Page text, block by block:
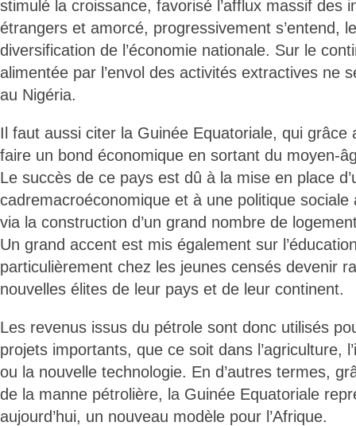
stimulé la croissance, favorisé l’afflux massif des
étrangers et amorcé, progressivement s’entend,
diversification de l’économie nationale. Sur le
alimentée par l’envol des activités extractives ne
au Nigéria.
Il faut aussi citer la Guinée Equatoriale, qui grâce
faire un bond économique en sortant du moyen-
Le succès de ce pays est dû à la mise en place
cadremacroéconomique et à une politique
via la construction d’un grand nombre de
Un grand accent est mis également sur
particulièrement chez les jeunes censés devenir
nouvelles élites de leur pays et de leur continent.
Les revenus issus du pétrole sont donc utilisés
projets importants, que ce soit dans l’agriculture,
ou la nouvelle technologie. En d’autres termes,
de la manne pétrolière, la Guinée Equatoriale
aujourd’hui, un nouveau modèle pour l’Afrique.